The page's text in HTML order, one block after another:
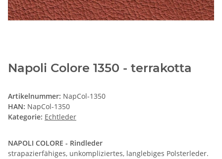
Napoli Colore 1350 - terrakotta
Artikelnummer: NapCol-1350
HAN: NapCol-1350
Kategorie: Echtleder
NAPOLI COLORE - Rindleder
strapazierfähiges, unkompliziertes, langlebiges Polsterleder.